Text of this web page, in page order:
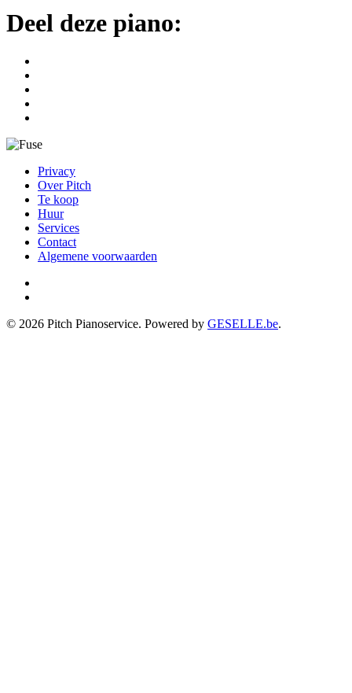
Deel deze piano:
Privacy
Over Pitch
Te koop
Huur
Services
Contact
Algemene voorwaarden
© 2026 Pitch Pianoservice. Powered by GESELLE.be.